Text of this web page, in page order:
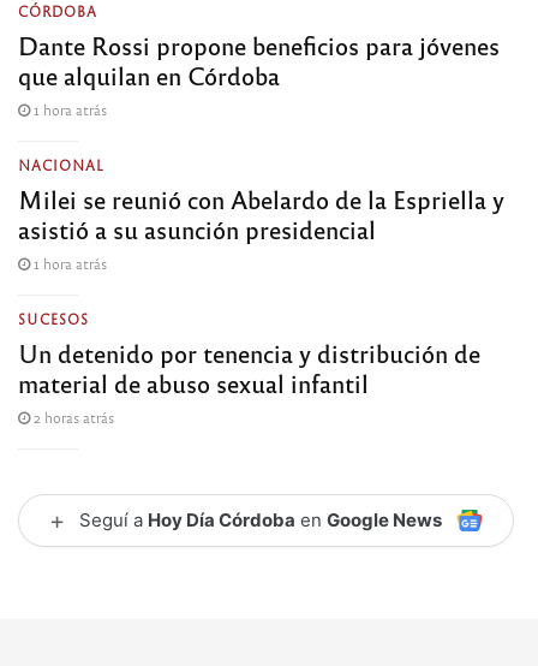
CÓRDOBA
Dante Rossi propone beneficios para jóvenes
que alquilan en Córdoba
1 hora atrás
NACIONAL
Milei se reunió con Abelardo de la Espriella y
asistió a su asunción presidencial
1 hora atrás
SUCESOS
Un detenido por tenencia y distribución de
material de abuso sexual infantil
2 horas atrás
+ Seguí a Hoy Día Córdoba en Google News